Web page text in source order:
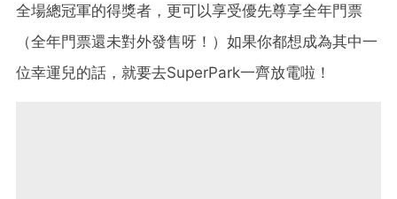
全場總冠軍的得獎者，更可以享受優先尊享全年門票
（全年門票還未對外發售呀！）如果你都想成為其中一
位幸運兒的話，就要去SuperPark一齊放電啦！